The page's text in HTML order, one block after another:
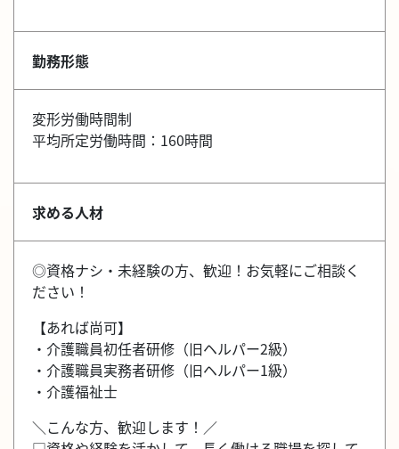
勤務形態
変形労働時間制
平均所定労働時間：160時間
求める人材
◎資格ナシ・未経験の方、歓迎！お気軽にご相談く
ださい！
【あれば尚可】
・介護職員初任者研修（旧ヘルパー2級）
・介護職員実務者研修（旧ヘルパー1級）
・介護福祉士
＼こんな方、歓迎します！／